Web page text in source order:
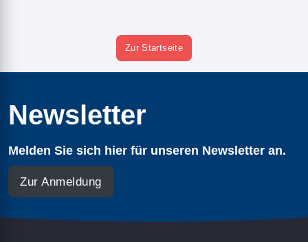
Zur Startseite
Newsletter
Melden Sie sich hier für unseren Newsletter an.
Zur Anmeldung